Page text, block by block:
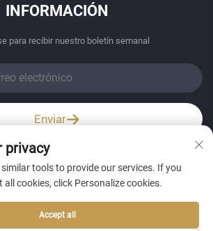
INFORMACIÓN
para recibir nuestro boletín semanal
Enviar
/ Whatsapp
privacy
tools to provide our services. If you
cookies, click Personalize cookies.
Accept all